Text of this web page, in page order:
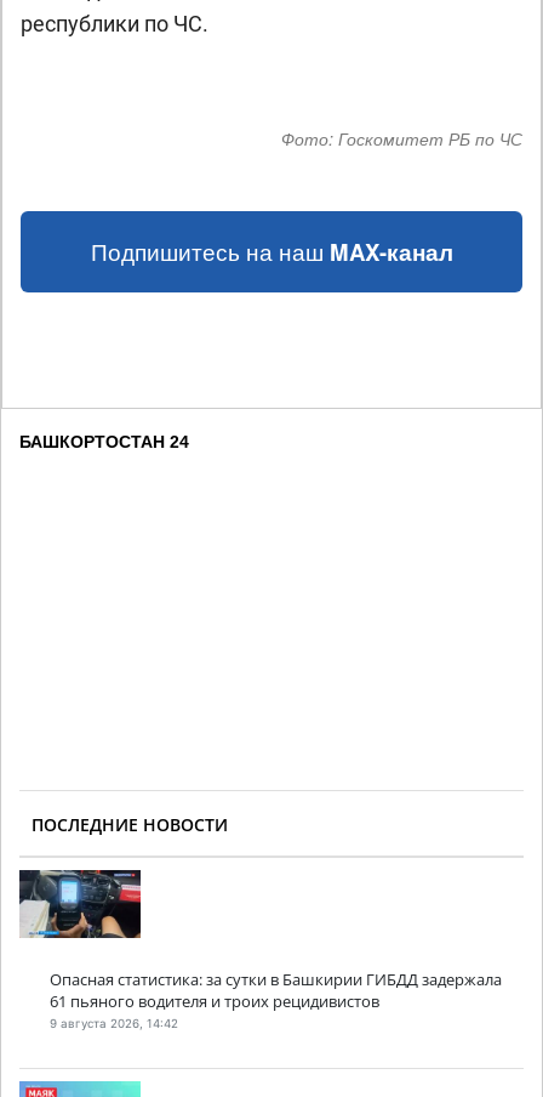
республики по ЧС.
Фото: Госкомитет РБ по ЧС
Подпишитесь на наш MAX-канал
БАШКОРТОСТАН 24
ПОСЛЕДНИЕ НОВОСТИ
Опасная статистика: за сутки в Башкирии ГИБДД задержала
61 пьяного водителя и троих рецидивистов
9 августа 2026, 14:42